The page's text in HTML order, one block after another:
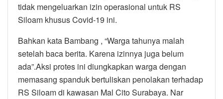
tidak mengeluarkan izin operasional untuk RS
Siloam khusus Covid-19 ini.
Bahkan kata Bambang , “Warga tahunya malah
setelah baca berita. Karena izinnya juga belum
ada”.Aksi protes ini diungkapkan warga dengan
memasang spanduk bertuliskan penolakan terhadap
RS Siloam di kawasan Mal Cito Surabaya. Nar